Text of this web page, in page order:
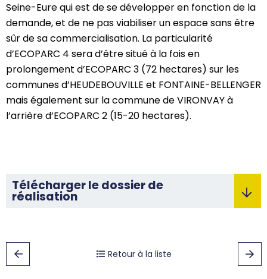
Seine-Eure qui est de se développer en fonction de la
demande, et de ne pas viabiliser un espace sans être
sûr de sa commercialisation. La particularité
d’ECOPARC 4 sera d’être situé à la fois en
prolongement d’ECOPARC 3 (72 hectares) sur les
communes d’HEUDEBOUVILLE et FONTAINE-BELLENGER
mais également sur la commune de VIRONVAY à
l’arrière d’ECOPARC 2 (15-20 hectares).
Télécharger le dossier de
réalisation
Retour à la liste